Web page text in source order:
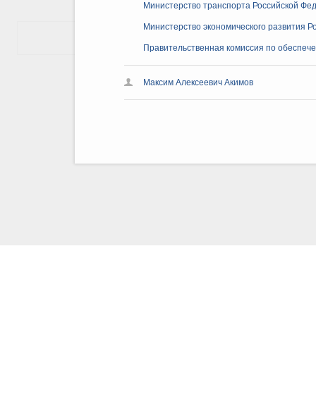
Министерство транспорта Российской
Министерство экономического развития
Правительственная комиссия по
Максим Алексеевич Акимов